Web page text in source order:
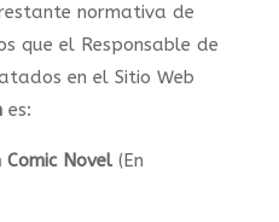
normativa de
que el Responsable de
en el Sitio Web
es:
Comic Novel (En